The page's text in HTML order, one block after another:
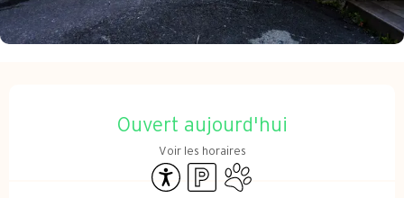
Ouvert aujourd'hui
Voir les horaires
Accessibilité
ParkingAnimaux acceptés